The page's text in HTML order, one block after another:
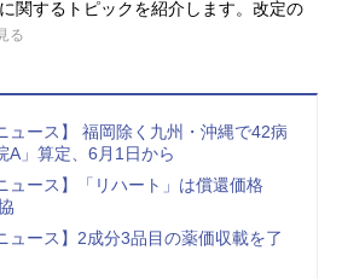
関するトピックを紹介します。改定の
る
ュース】 福岡除く九州・沖縄で42病
A」算定、6月1日から
ュース】「リハート」は償還価格
ュース】2成分3品目の薬価収載を了